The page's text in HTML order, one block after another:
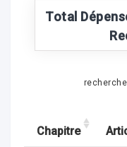
Total
Chapitre